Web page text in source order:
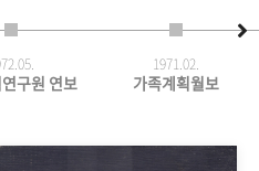
구원 연보
1971.02.
가족계획월보